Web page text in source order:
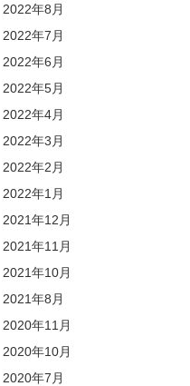
2022年8月
2022年7月
2022年6月
2022年5月
2022年4月
2022年3月
2022年2月
2022年1月
2021年12月
2021年11月
2021年10月
2021年8月
2020年11月
2020年10月
2020年7月